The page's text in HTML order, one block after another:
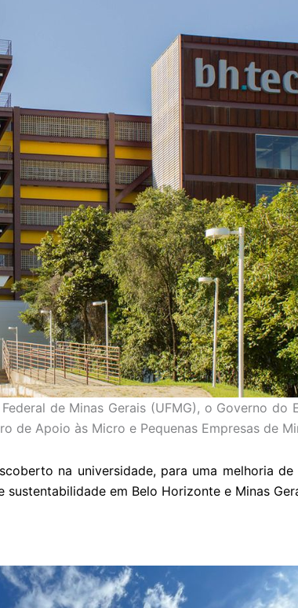
de Minas Gerais (UFMG), o Governo
de Apoio às Micro e Pequenas Empresas de
na universidade, para uma melhoria
em Belo Horizonte e Minas